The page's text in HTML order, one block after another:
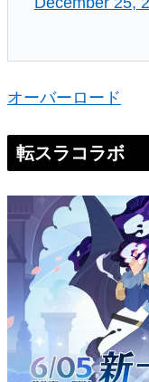
オーバーロード
転スラコラボ